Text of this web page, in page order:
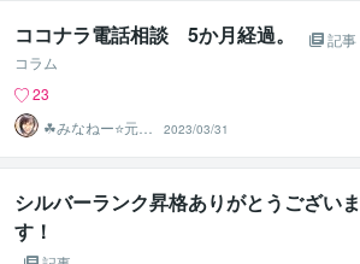
ココナラ電話相談 5か月経過。
記事
コラム
23
☘みなねー⭐️元総
務部長☘
2023/03/31
シルバーランク昇格ありがとうございま
す！